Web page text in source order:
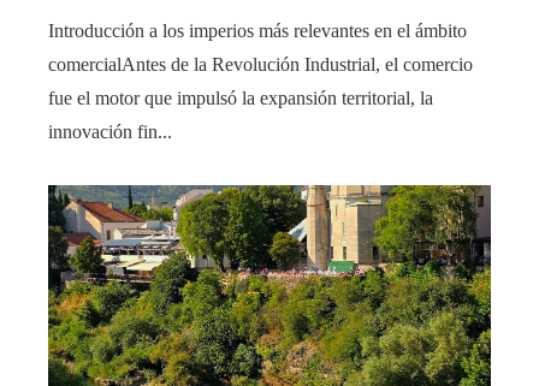
Introducción a los imperios más relevantes en el ámbito
comercialAntes de la Revolución Industrial, el comercio
fue el motor que impulsó la expansión territorial, la
innovación fin...